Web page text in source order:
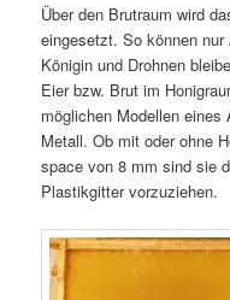
Über den Brutraum wird
eingesetzt. So können
Königin und Drohnen
Eier bzw. Brut im
möglichen Modellen
Metall. Ob mit oder ohne
space von 8 mm sind sie
Plastikgitter vorzuziehen.